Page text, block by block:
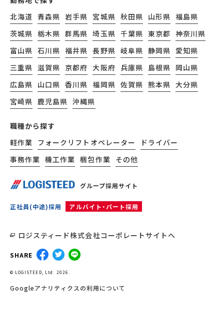
グループ採用サイト
正社員(中途)採用 アルバイト・パート採用
ロジスティード株式会社コーポレートサイトへ
SHARE
© LOGISTEED, Ltd. 2026.
Googleアナリティクスの利用について
北海道 青森県 岩手県 宮城県 秋田県 山形県 福島県
茨城県 栃木県 群馬県 埼玉県 千葉県 東京都 神奈川県
富山県 石川県 福井県 長野県 岐阜県 静岡県 愛知県
三重県 滋賀県 京都府 大阪府 兵庫県 島根県 岡山県
広島県 山口県 香川県 福岡県 佐賀県 熊本県 大分県
宮崎県 鹿児島県 沖縄県
職種から探す
軽作業
フォークリフトオペレーター
ドライバー
事務作業 機工作業 梱包作業 その他